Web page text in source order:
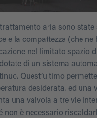
aria sono state
e la compattezza (che ne
nel limitato spazio
di un sistema
Quest’ultimo
desiderata, ed una
una valvola a tre vie
non è necessario